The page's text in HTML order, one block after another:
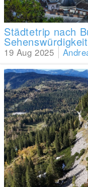
19 Aug 2025
Städtetrip nach